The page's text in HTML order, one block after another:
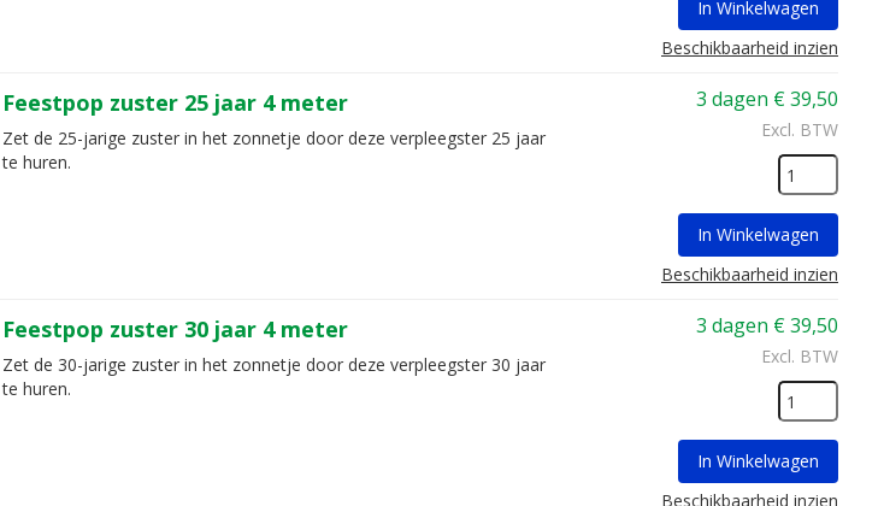
In Winkelwagen
Beschikbaarheid inzien
3 dagen €39,50
Excl. BTW
In Winkelwagen
Beschikbaarheid inzien
Feestpop zuster 25 jaar 4 meter
Zet de 25-jarige zuster in het zonnetje door deze verpleegster 25 jaar
te huren.
3 dagen €39,50
Excl. BTW
In Winkelwagen
Beschikbaarheid inzien
Feestpop zuster 30 jaar 4 meter
Zet de 30-jarige zuster in het zonnetje door deze verpleegster 30 jaar
te huren.